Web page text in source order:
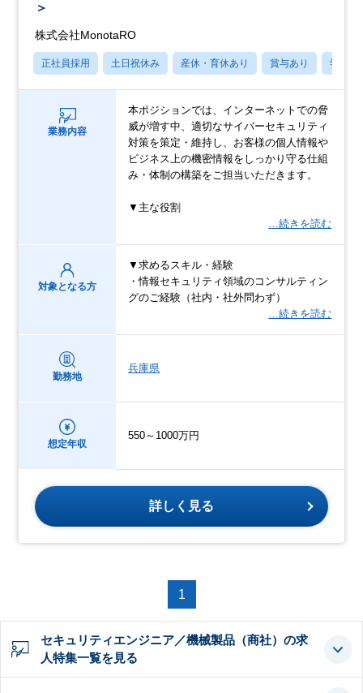
＞
株式会社MonotaRO
正社員採用 土日祝休み 産休・育休あり 賞与あり 学歴不
業務内容
本ポジションでは、インターネットでの脅
威が増す中、適切なサイバーセキュリティ
対策を策定・維持し、お客様の個人情報や
ビジネス上の機密情報をしっかり守る仕組
み・体制の構築をご担当いただきます。
▼主な役割
…続きを読む
対象となる方
▼求めるスキル・経験
・情報セキュリティ領域のコンサルティン
グのご経験（社内・社外問わず）
…続きを読む
勤務地
兵庫県
想定年収
550～1000万円
詳しく見る
1
セキュリティエンジニア／機械製品（商社）の求
人特集一覧を見る